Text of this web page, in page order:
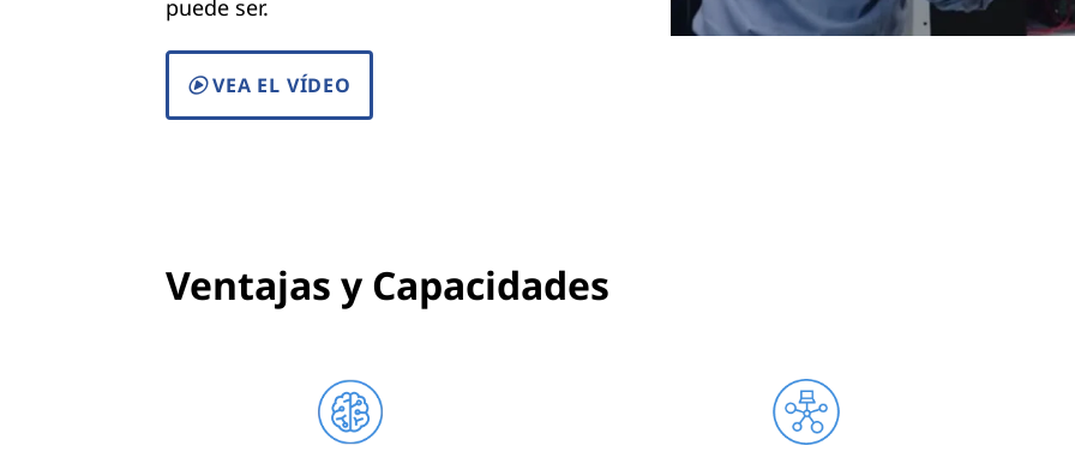
puede ser.
VEA EL VÍDEO
Ventajas y Capacidades